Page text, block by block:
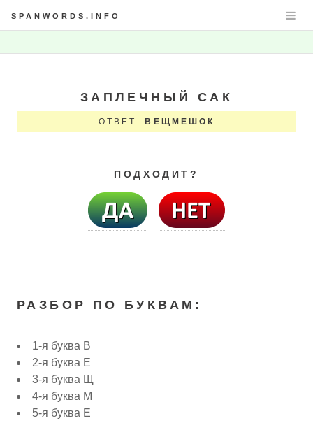
SPANWORDS.INFO
ЗАПЛЕЧНЫЙ САК
ОТВЕТ: ВЕЩМЕШОК
ПОДХОДИТ?
РАЗБОР ПО БУКВАМ:
1-я буква В
2-я буква Е
3-я буква Щ
4-я буква М
5-я буква Е